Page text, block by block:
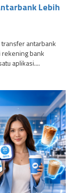
Lebih
antarbank
rekening bank
aplikasi....